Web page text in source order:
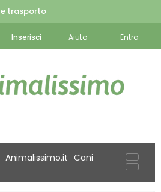
trasporto
Inserisci Aiuto Entra
Animalissimo.it Cani